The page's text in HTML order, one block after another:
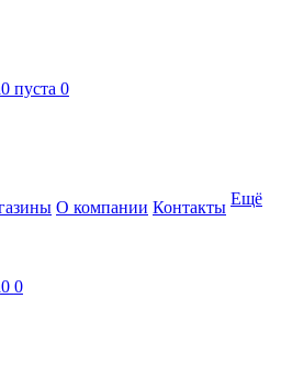
0 пуста 0
О компании Контакты Ещё
0 0